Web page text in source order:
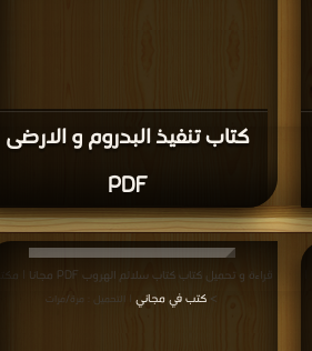
كتاب تنفيذ البدروم و الارضى
PDF
قراءة و تحميل كتاب كتاب سلالم الهروب PDF مجانا | مكتبة
> كتب في مجاني| التحميل : مرة/مرات